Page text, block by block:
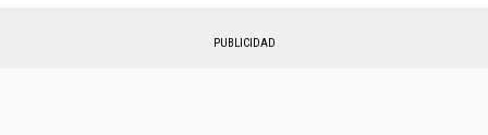
PUBLICIDAD